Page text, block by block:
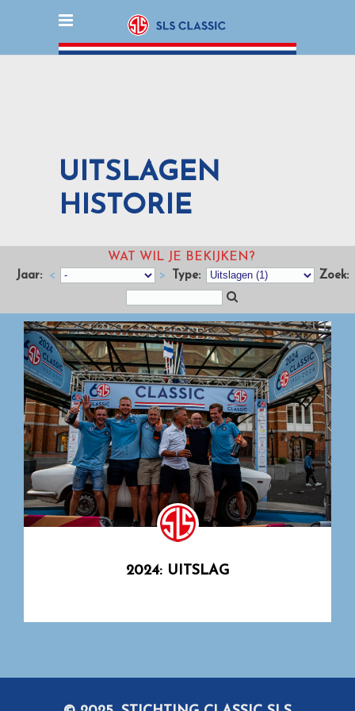
UITSLAGEN
HISTORIE
WAT WIL JE BEKIJKEN?
Jaar: < > Type: Zoek:
2024: UITSLAG